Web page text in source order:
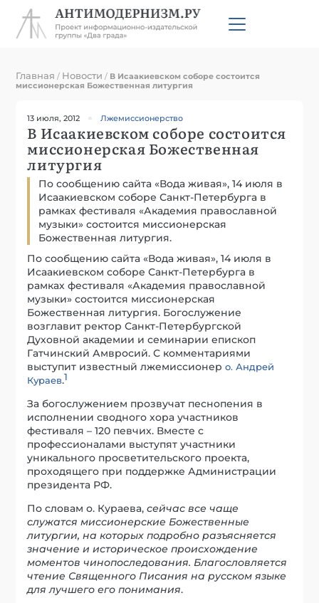
Главная / Новости / В Исаакиевском соборе состоится
миссионерская Божественная литургия
13 июля, 2012 Лжемиссионерство
В Исаакиевском соборе состоится
миссионерская Божественная
литургия
По сообщению сайта «Вода живая», 14 июля в
Исаакиевском соборе Санкт-Петербурга в
рамках фестиваля «Академия православной
музыки» состоится миссионерская
Божественная литургия.
По сообщению сайта «Вода живая», 14 июля в
Исаакиевском соборе Санкт-Петербурга в
рамках фестиваля «Академия православной
музыки» состоится миссионерская
Божественная литургия. Богослужение
возглавит ректор Санкт-Петербургской
Духовной академии и семинарии епископ
Гатчинский Амвросий. С комментариями
выступит известный лжемиссионеро. Андрей
Кураев.1
За богослужением прозвучат песнопения в
исполнении сводного хора участников
фестиваля – 120 певчих. Вместе с
профессионалами выступят участники
уникального просветительского проекта,
проходящего при поддержке Администрации
президента РФ.
По словам о. Кураева, сейчас все чаще
служатся миссионерские Божественные
литургии, на которых подробно разъясняется
значение и историческое происхождение
моментов чинопоследования. Благословляется
чтение Священного Писания на русском языке
для лучшего его понимания.